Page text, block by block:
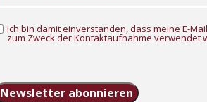
Ich bin damit einverstanden, dass meine E-
zum Zweck der Kontaktaufnahme verwendet
Newsletter abonnieren